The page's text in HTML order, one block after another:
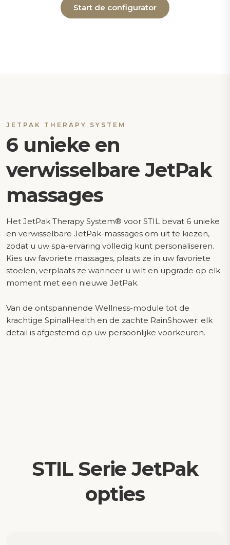
Start de configurator
JETPAK THERAPY SYSTEM
6 unieke en
verwisselbare JetPak
massages
Het JetPak Therapy System® voor STIL bevat 6 unieke
en verwisselbare JetPak-massages om uit te kiezen,
zodat u uw spa-ervaring volledig kunt personaliseren.
Kies uw favoriete massages, plaats ze in uw favoriete
stoelen, verplaats ze wanneer u wilt en upgrade op elk
moment met een nieuwe JetPak.
Van de ontspannende Wellness-module tot de
krachtige SpinalHealth en de zachte RainShower: elk
detail is afgestemd op uw persoonlijke voorkeuren.
STIL Serie JetPak
opties